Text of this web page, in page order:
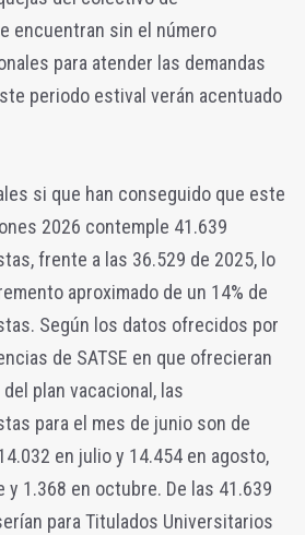
encuentran sin el número
para atender las demandas
periodo estival verán acentuado
si que han conseguido que este
2026 contemple 41.639
frente a las 36.529 de 2025, lo
aproximado de un 14% de
Según los datos ofrecidos por
de SATSE en que ofrecieran
plan vacacional, las
para el mes de junio son de
en julio y 14.454 en agosto,
y 1.368 en octubre. De las 41.639
para Titulados Universitarios